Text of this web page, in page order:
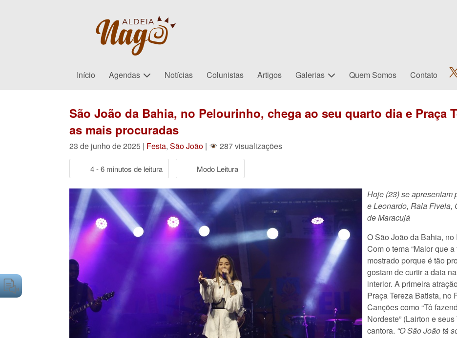
Início Agendas Notícias Colunistas Artigos Galerias Quem Somos Contato
São João da Bahia, no Pelourinho, chega ao seu quarto dia e Praça
as mais procuradas
23 de junho de 2025 | Festa, São João | 287 visualizações
4 - 6 minutos de leitura Modo Leitura
Hoje (23) se apresentam
e Leonardo, Rala Fivela,
de Maracujá
O São João da Bahia,
Com o tema “Maior que
mostrado porque é tão
gostam de curtir a data
interior. A primeira
Praça Tereza Batista, no
Canções como “Tô
Nordeste” (Lairton e
cantora. “O São João tá